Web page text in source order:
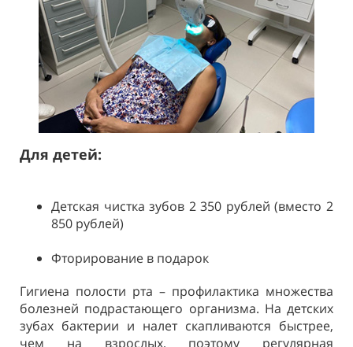
Для детей:
Детская чистка зубов 2 350 рублей (вместо 2
850 рублей)
Фторирование в подарок
Гигиена полости рта – профилактика множества
болезней подрастающего организма. На детских
зубах бактерии и налет скапливаются быстрее,
чем на взрослых, поэтому регулярная